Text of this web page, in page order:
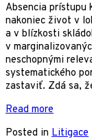
Absencia prístupu
nakoniec život v
a v blízkosti
v
neschopnými
systematického
zastaviť. Zdá sa,
Read more
Posted in Litigace